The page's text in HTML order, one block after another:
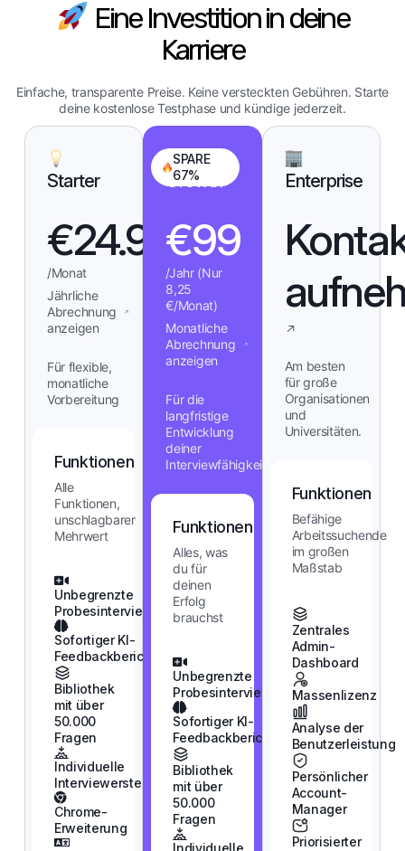
Eine Investition in deine
Karriere
Einfache, transparente Preise. Keine versteckten Gebühren. Starte
deine kostenlose Testphase und kündige jederzeit.
Starter
€24.99
/Monat
Jährliche
Abrechnung
anzeigen
Für flexible,
monatliche
Vorbereitung
Funktionen
Alle
Funktionen,
unschlagbarer
Mehrwert
Unbegrenzte
Probesinterviews
Sofortiger KI-
Feedbackbericht
Bibliothek
mit über
50.000
Fragen
Individuelle
Interviewerstellung
Chrome-
Erweiterung
SPARE
67%
Growth
€99
/Jahr (Nur
8,25
€/Monat)
Monatliche
Abrechnung
anzeigen
Für die
langfristige
Entwicklung
deiner
Interviewfähigkeiten
Funktionen
Alles, was
du für
deinen
Erfolg
brauchst
Unbegrenzte
Probesinterviews
Sofortiger KI-
Feedbackbericht
Bibliothek
mit über
50.000
Fragen
Individuelle
Enterprise
Am besten
für große
Organisationen
und
Universitäten.
Funktionen
Befähige
Arbeitssuchende
im großen
Maßstab
Zentrales
Admin-
Dashboard
Massenlizenz
Analyse der
Benutzerleistung
Persönlicher
Account-
Manager
Priorisierter